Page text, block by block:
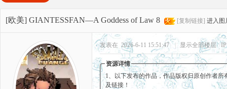
巨 » › › ›
[欧美] GIANTESSFAN—A Goddess of Law 8 [复制链接] 进入图
发表在 2026-6-11 15:51:47 显示全部楼层
资源详情
1、以下发布的作品，作品版权归原创作者所
及链接！